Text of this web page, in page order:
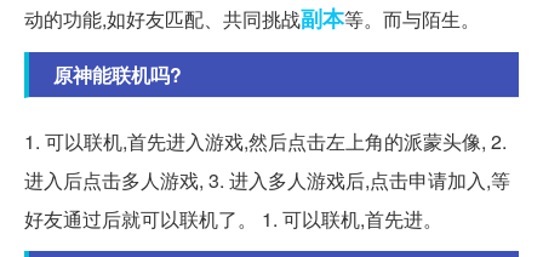
动的功能,如好友匹配、共同挑战副本等。而与陌生。
原神能联机吗?
1. 可以联机,首先进入游戏,然后点击左上角的派蒙头像, 2.
进入后点击多人游戏, 3. 进入多人游戏后,点击申请加入,等
好友通过后就可以联机了。 1. 可以联机,首先进。